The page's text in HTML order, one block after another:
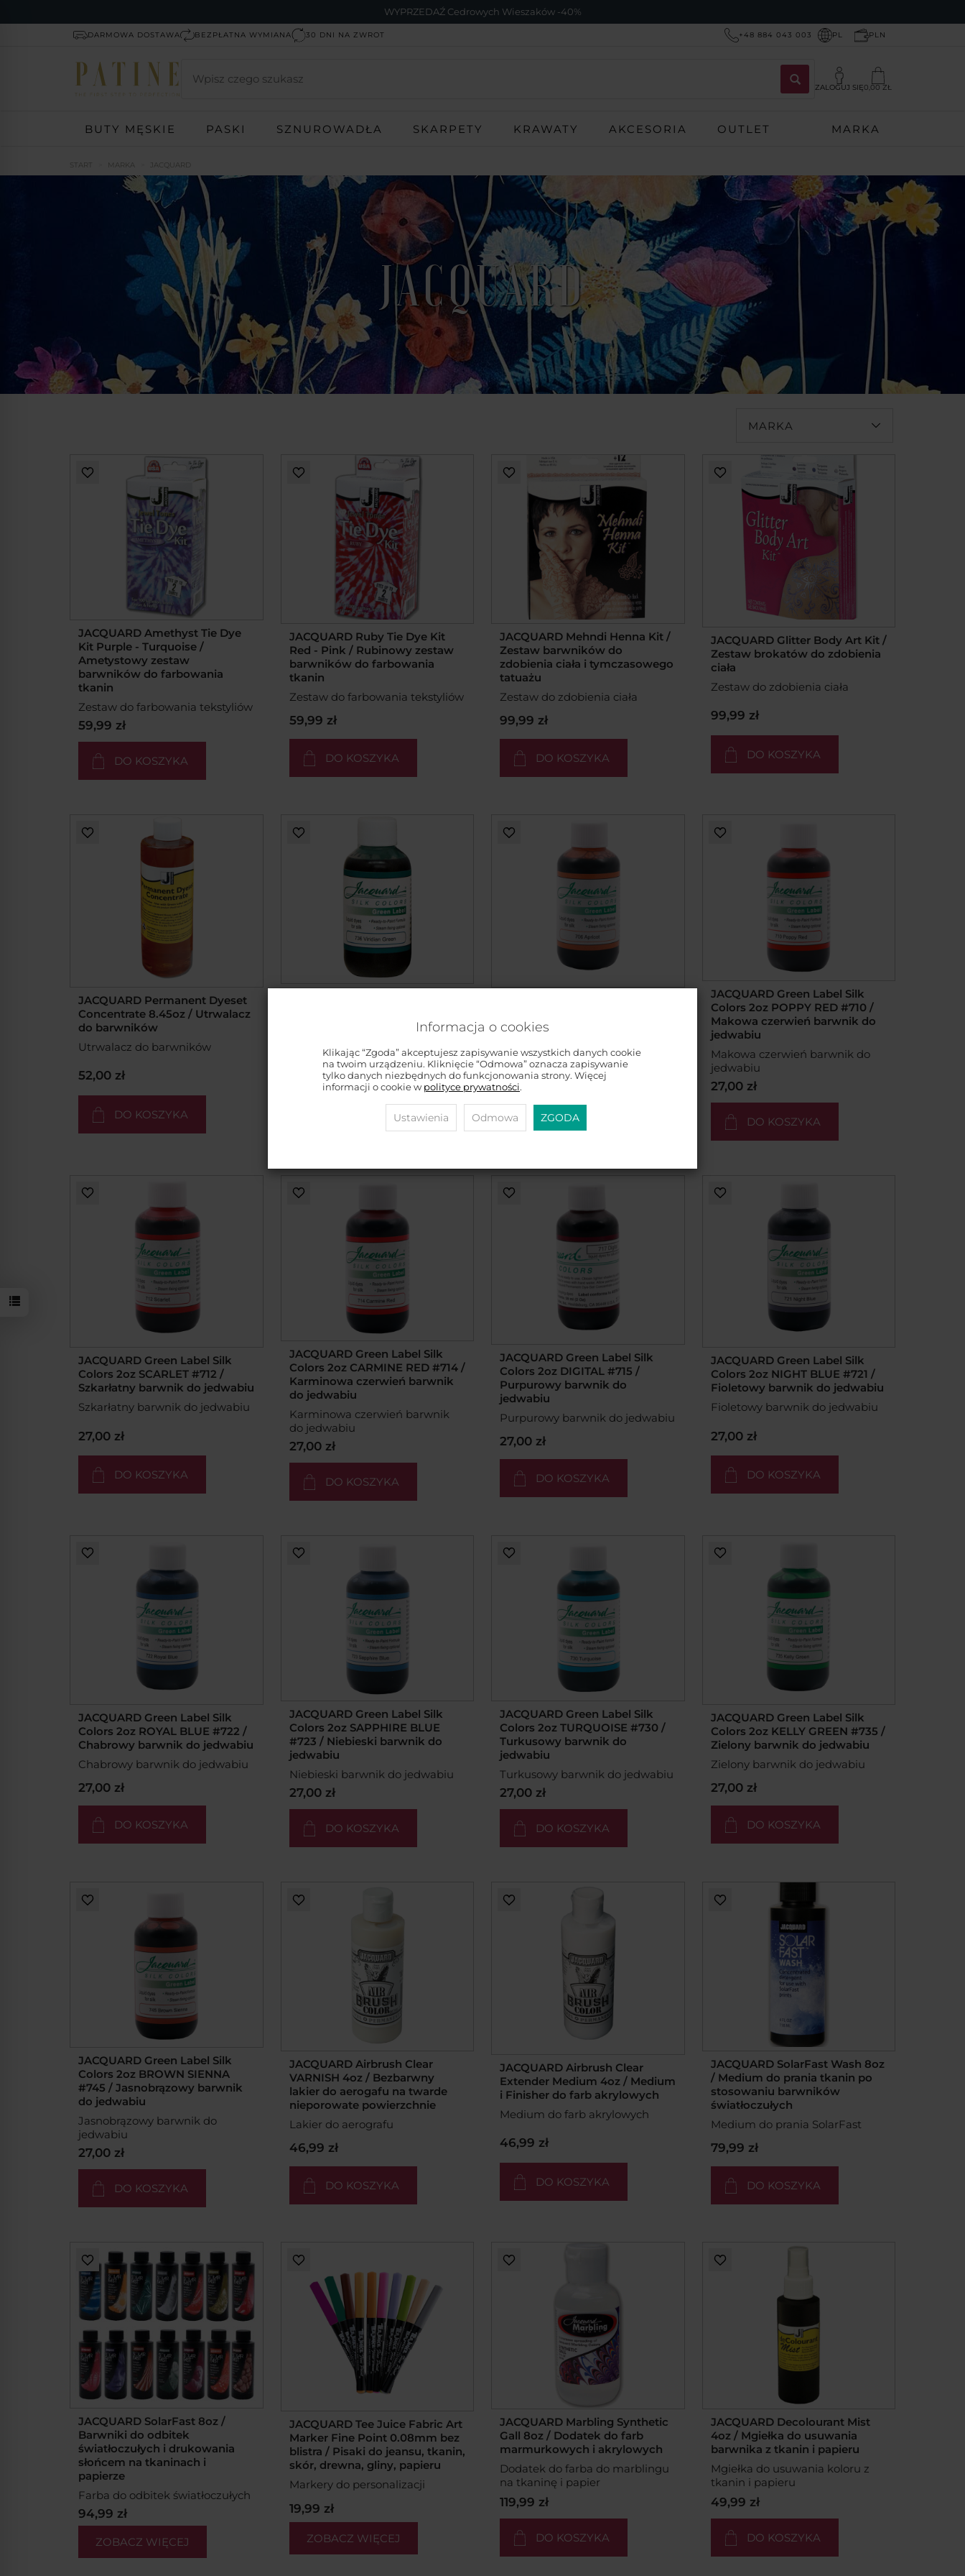
WYPRZEDAŹ Cedrowych Wieszaków -40%
DARMOWA DOSTAWA BEZPŁATNA WYMIANA 30 DNI NA ZWROT +48 884 043 003 PL PLN
ZALOGUJ SIĘ0,00 ZŁ
BUTY MĘSKIE PASKI SZNUROWADŁA SKARPETY KRAWATY AKCESORIA OUTLET MARKA
START MARKA JACQUARD
JACQUARD
MARKA
JACQUARD Amethyst Tie Dye
Kit Purple - Turquoise /
Ametystowy zestaw
barwników do farbowania
tkanin
Zestaw do farbowania tekstyliów
59,99 zł
DO KOSZYKA
JACQUARD Ruby Tie Dye Kit
Red - Pink / Rubinowy zestaw
barwników do farbowania
tkanin
Zestaw do farbowania tekstyliów
59,99 zł
DO KOSZYKA
JACQUARD Mehndi Henna Kit /
Zestaw barwników do
zdobienia ciała i tymczasowego
tatuażu
Zestaw do zdobienia ciała
99,99 zł
DO KOSZYKA
JACQUARD Glitter Body Art Kit /
Zestaw brokatów do zdobienia
ciała
Zestaw do zdobienia ciała
99,99 zł
DO KOSZYKA
JACQUARD Permanent Dyeset
Concentrate 8.45oz / Utrwalacz
do barwników
Utrwalacz do barwników
52,00 zł
DO KOSZYKA
#736 / Zielony barwnik do
Zielony barwnik do jedwabiu
27,00 zł
DO KOSZYKA
Morelowy barwnik do jedwabiu
Morelowy barwnik do jedwabiu
27,00 zł
DO KOSZYKA
JACQUARD Green Label Silk
Colors 2oz POPPY RED #710 /
Makowa czerwień barwnik do
jedwabiu
Makowa czerwień barwnik do
jedwabiu
27,00 zł
DO KOSZYKA
JACQUARD Green Label Silk
Colors 2oz SCARLET #712 /
Szkarłatny barwnik do jedwabiu
Szkarłatny barwnik do jedwabiu
27,00 zł
DO KOSZYKA
JACQUARD Green Label Silk
Colors 2oz CARMINE RED #714 /
Karminowa czerwień barwnik
do jedwabiu
Karminowa czerwień barwnik
do jedwabiu
27,00 zł
DO KOSZYKA
JACQUARD Green Label Silk
Colors 2oz DIGITAL #715 /
Purpurowy barwnik do
jedwabiu
Purpurowy barwnik do jedwabiu
27,00 zł
DO KOSZYKA
JACQUARD Green Label Silk
Colors 2oz NIGHT BLUE #721 /
Fioletowy barwnik do jedwabiu
Fioletowy barwnik do jedwabiu
27,00 zł
DO KOSZYKA
JACQUARD Green Label Silk
Colors 2oz ROYAL BLUE #722 /
Chabrowy barwnik do jedwabiu
Chabrowy barwnik do jedwabiu
27,00 zł
DO KOSZYKA
JACQUARD Green Label Silk
Colors 2oz SAPPHIRE BLUE
#723 / Niebieski barwnik do
jedwabiu
Niebieski barwnik do jedwabiu
27,00 zł
DO KOSZYKA
JACQUARD Green Label Silk
Colors 2oz TURQUOISE #730 /
Turkusowy barwnik do
jedwabiu
Turkusowy barwnik do jedwabiu
27,00 zł
DO KOSZYKA
JACQUARD Green Label Silk
Colors 2oz KELLY GREEN #735 /
Zielony barwnik do jedwabiu
Zielony barwnik do jedwabiu
27,00 zł
DO KOSZYKA
JACQUARD Green Label Silk
Colors 2oz BROWN SIENNA
#745 / Jasnobrązowy barwnik
do jedwabiu
Jasnobrązowy barwnik do
jedwabiu
27,00 zł
DO KOSZYKA
JACQUARD Airbrush Clear
VARNISH 4oz / Bezbarwny
lakier do aerogafu na twarde
nieporowate powierzchnie
Lakier do aerografu
46,99 zł
DO KOSZYKA
JACQUARD Airbrush Clear
Extender Medium 4oz / Medium
i Finisher do farb akrylowych
Medium do farb akrylowych
46,99 zł
DO KOSZYKA
JACQUARD SolarFast Wash 8oz
/ Medium do prania tkanin po
stosowaniu barwników
światłoczułych
Medium do prania SolarFast
79,99 zł
DO KOSZYKA
JACQUARD SolarFast 8oz /
Barwniki do odbitek
światłoczułych i drukowania
słońcem na tkaninach i
papierze
Farba do odbitek światłoczułych
94,99 zł
ZOBACZ WIĘCEJ
JACQUARD Tee Juice Fabric Art
Marker Fine Point 0.08mm bez
blistra / Pisaki do jeansu, tkanin,
skór, drewna, gliny, papieru
Markery do personalizacji
19,99 zł
ZOBACZ WIĘCEJ
JACQUARD Marbling Synthetic
Gall 8oz / Dodatek do farb
marmurkowych i akrylowych
Dodatek do farba do marblingu
na tkaninę i papier
119,99 zł
DO KOSZYKA
JACQUARD Decolourant Mist
4oz / Mgiełka do usuwania
barwnika z tkanin i papieru
Mgiełka do usuwania koloru z
tkanin i papieru
49,99 zł
DO KOSZYKA
Informacja o cookies
Klikając “Zgoda” akceptujesz zapisywanie wszystkich danych cookie
na twoim urządzeniu. Kliknięcie “Odmowa” oznacza zapisywanie
tylko danych niezbędnych do funkcjonowania strony. Więcej
informacji o cookie w polityce prywatności.
Ustawienia Odmowa ZGODA